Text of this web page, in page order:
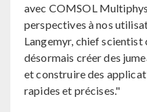
avec COMSOL
perspectives à nos
Langemyr, chief
désormais créer des
et construire des
rapides et précises."